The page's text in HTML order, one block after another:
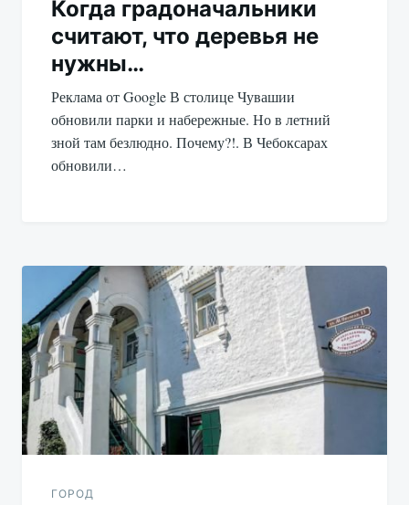
Когда градоначальники
считают, что деревья не
нужны…
Реклама от Google В столице Чувашии
обновили парки и набережные. Но в летний
зной там безлюдно. Почему?!. В Чебоксарах
обновили…
ГОРОД